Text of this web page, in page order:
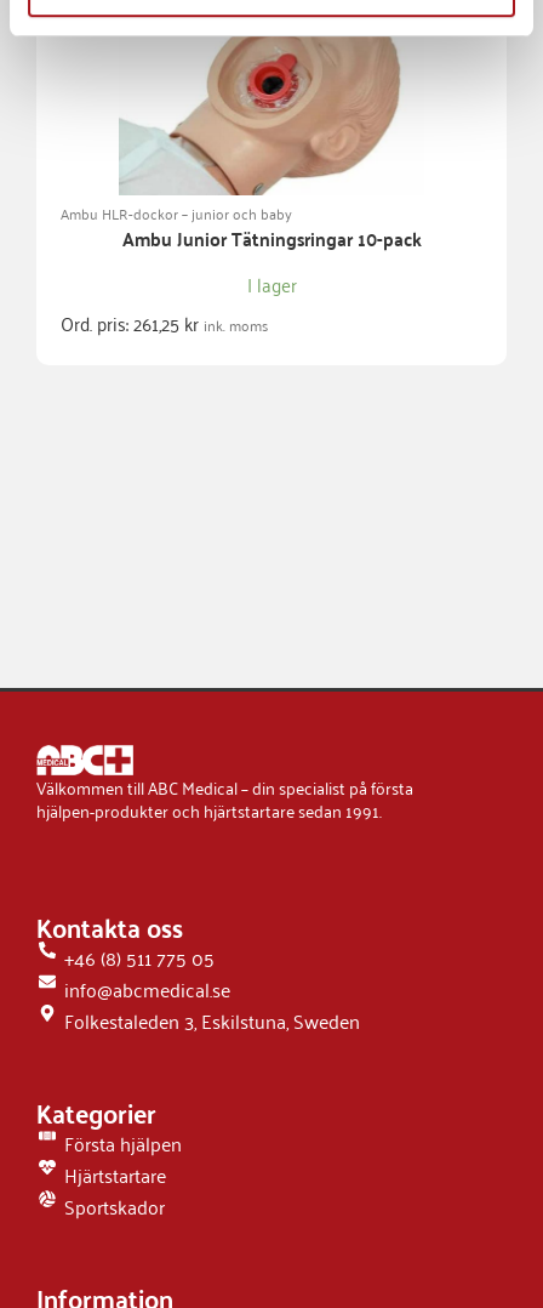
Ambu HLR-dockor – junior och baby
Ambu Junior Tätningsringar 10-pack
I lager
Ord. pris:261,25kr ink. moms
Välkommen till ABC Medical – din specialist på första
hjälpen-produkter och hjärtstartare sedan 1991.
Kontakta oss
+46 (8) 511 775 05
info@abcmedical.se
Folkestaleden 3, Eskilstuna, Sweden
Kategorier
Första hjälpen
Hjärtstartare
Sportskador
Information